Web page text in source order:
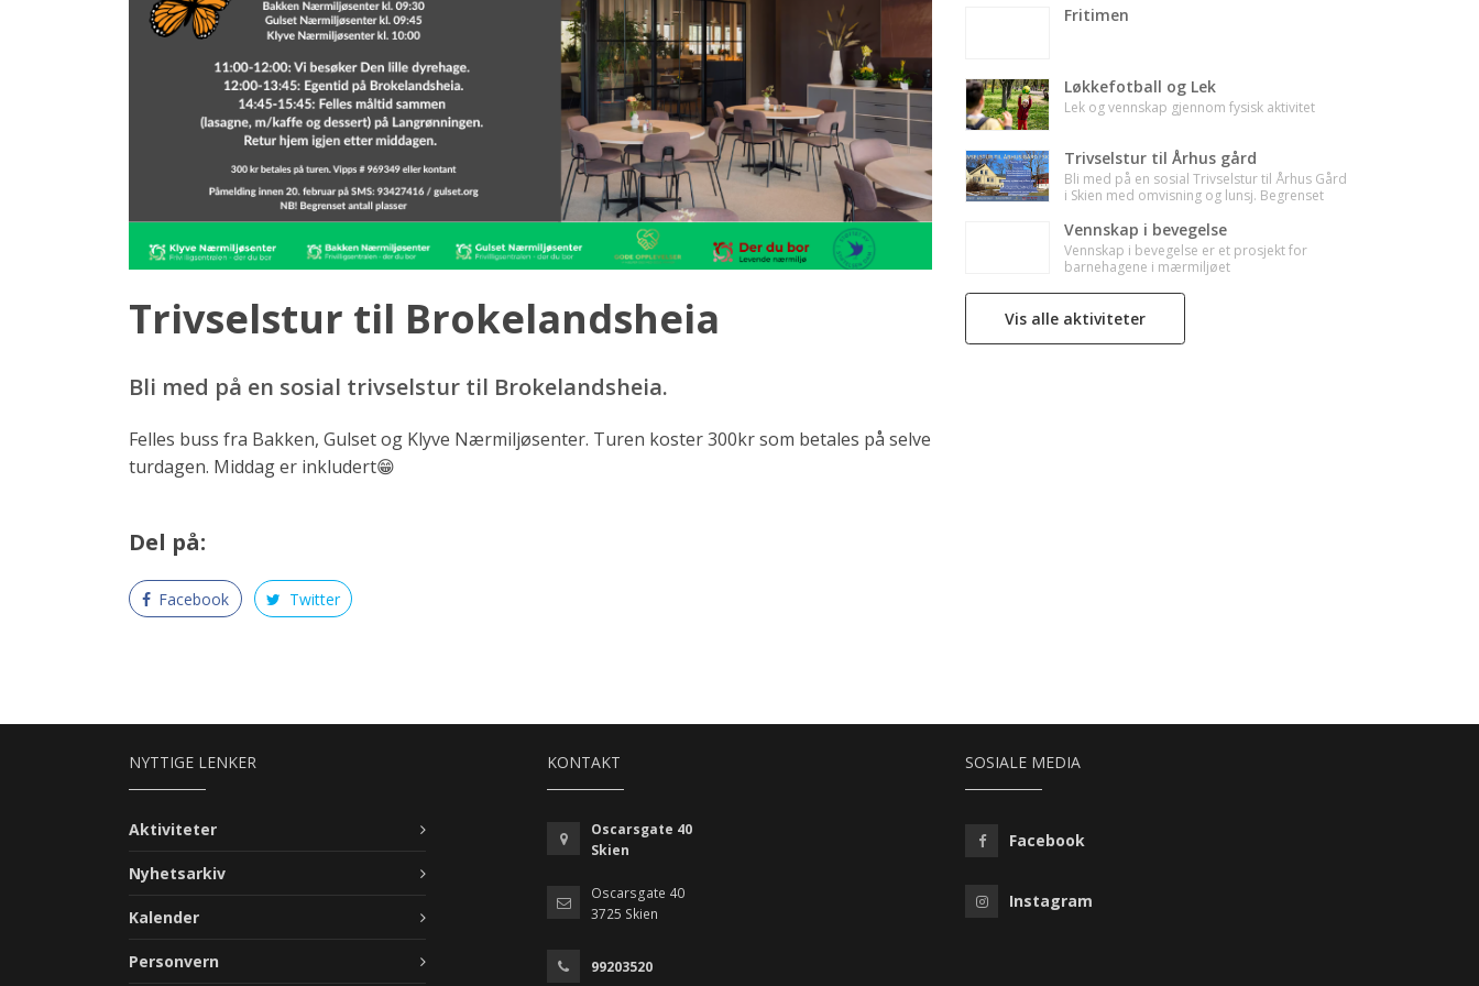
Trivselstur til Brokelandsheia
Bli med på en sosial trivselstur til Brokelandsheia.
Felles buss fra Bakken, Gulset og Klyve Nærmiljøsenter. Turen koster 300kr som betales på selve
turdagen. Middag er inkludert😁
Del på:
Facebook Twitter
Fritimen
Løkkefotball og Lek
Lek og vennskap gjennom fysisk aktivitet
Trivselstur til Århus gård
Bli med på en sosial Trivselstur til Århus Gård
i Skien med omvisning og lunsj. Begrenset
Vennskap i bevegelse
Vennskap i bevegelse er et prosjekt for
barnehagene i mærmiljøet
Vis alle aktiviteter
NYTTIGE LENKER
Aktiviteter
Nyhetsarkiv
Kalender
Personvern
KONTAKT
Oscarsgate 40
Skien
Oscarsgate 40
3725 Skien
99203520
SOSIALE MEDIA
Facebook
Instagram